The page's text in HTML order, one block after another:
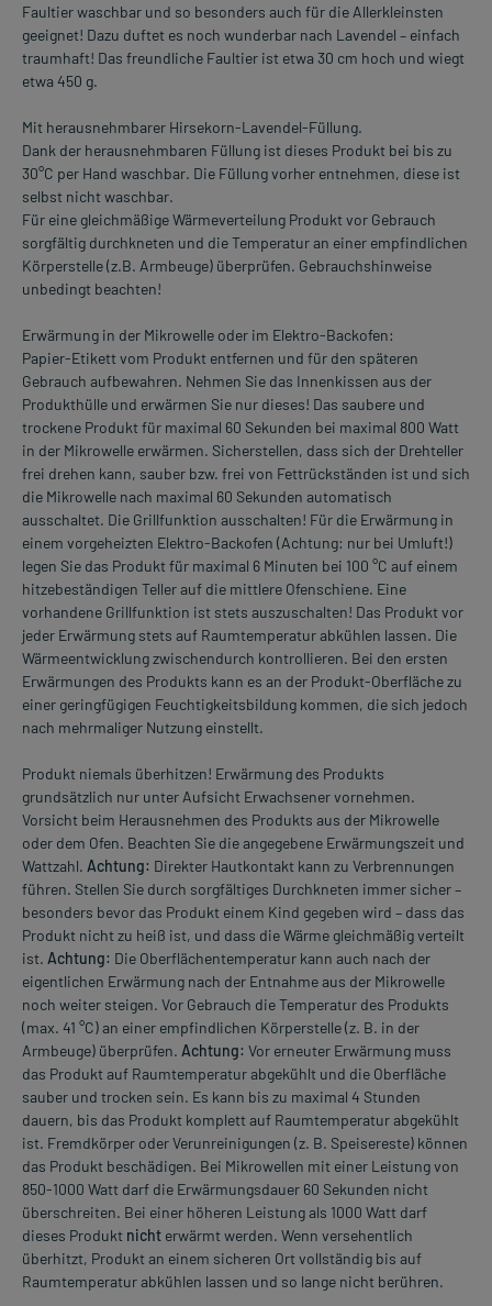
Faultier waschbar und so besonders auch für die Allerkleinsten
geeignet! Dazu duftet es noch wunderbar nach Lavendel – einfach
traumhaft! Das freundliche Faultier ist etwa 30 cm hoch und wiegt
etwa 450 g.
Mit herausnehmbarer Hirsekorn-Lavendel-Füllung.
Dank der herausnehmbaren Füllung ist dieses Produkt bei bis zu
30°C per Hand waschbar. Die Füllung vorher entnehmen, diese ist
selbst nicht waschbar.
Für eine gleichmäßige Wärmeverteilung Produkt vor Gebrauch
sorgfältig durchkneten und die Temperatur an einer empfindlichen
Körperstelle (z.B. Armbeuge) überprüfen. Gebrauchshinweise
unbedingt beachten!
Erwärmung in der Mikrowelle oder im Elektro-Backofen:
Papier-Etikett vom Produkt entfernen und für den späteren
Gebrauch aufbewahren. Nehmen Sie das Innenkissen aus der
Produkthülle und erwärmen Sie nur dieses! Das saubere und
trockene Produkt für maximal 60 Sekunden bei maximal 800 Watt
in der Mikrowelle erwärmen. Sicherstellen, dass sich der Drehteller
frei drehen kann, sauber bzw. frei von Fettrückständen ist und sich
die Mikrowelle nach maximal 60 Sekunden automatisch
ausschaltet. Die Grillfunktion ausschalten! Für die Erwärmung in
einem vorgeheizten Elektro-Backofen (Achtung: nur bei Umluft!)
legen Sie das Produkt für maximal 6 Minuten bei 100 °C auf einem
hitzebeständigen Teller auf die mittlere Ofenschiene. Eine
vorhandene Grillfunktion ist stets auszuschalten! Das Produkt vor
jeder Erwärmung stets auf Raumtemperatur abkühlen lassen. Die
Wärmeentwicklung zwischendurch kontrollieren. Bei den ersten
Erwärmungen des Produkts kann es an der Produkt-Oberfläche zu
einer geringfügigen Feuchtigkeitsbildung kommen, die sich jedoch
nach mehrmaliger Nutzung einstellt.
Produkt niemals überhitzen! Erwärmung des Produkts
grundsätzlich nur unter Aufsicht Erwachsener vornehmen.
Vorsicht beim Herausnehmen des Produkts aus der Mikrowelle
oder dem Ofen. Beachten Sie die angegebene Erwärmungszeit und
Wattzahl. Achtung: Direkter Hautkontakt kann zu Verbrennungen
führen. Stellen Sie durch sorgfältiges Durchkneten immer sicher –
besonders bevor das Produkt einem Kind gegeben wird – dass das
Produkt nicht zu heiß ist, und dass die Wärme gleichmäßig verteilt
ist. Achtung: Die Oberflächentemperatur kann auch nach der
eigentlichen Erwärmung nach der Entnahme aus der Mikrowelle
noch weiter steigen. Vor Gebrauch die Temperatur des Produkts
(max. 41 °C) an einer empfindlichen Körperstelle (z. B. in der
Armbeuge) überprüfen. Achtung: Vor erneuter Erwärmung muss
das Produkt auf Raumtemperatur abgekühlt und die Oberfläche
sauber und trocken sein. Es kann bis zu maximal 4 Stunden
dauern, bis das Produkt komplett auf Raumtemperatur abgekühlt
ist. Fremdkörper oder Verunreinigungen (z. B. Speisereste) können
das Produkt beschädigen. Bei Mikrowellen mit einer Leistung von
850-1000 Watt darf die Erwärmungsdauer 60 Sekunden nicht
überschreiten. Bei einer höheren Leistung als 1000 Watt darf
dieses Produkt nicht erwärmt werden. Wenn versehentlich
überhitzt, Produkt an einem sicheren Ort vollständig bis auf
Raumtemperatur abkühlen lassen und so lange nicht berühren.